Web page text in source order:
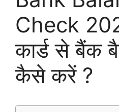
Check
कार्ड से बैंक
कैसे करें ?